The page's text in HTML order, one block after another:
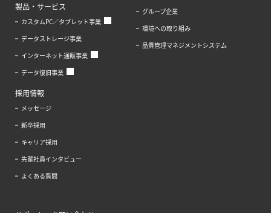
製品・サービス
カスタムPC／タブレット事業
データストレージ事業
インターネット通販事業
データ復旧事業
グループ企業
環境への取り組み
品質管理マネジメントシステム
採用情報
メッセージ
新卒採用
キャリア採用
先輩社員インタビュー
よくある質問